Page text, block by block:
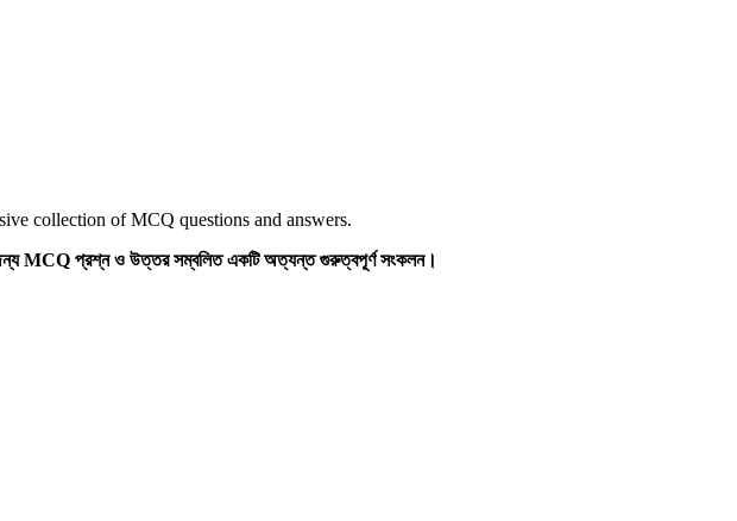
collection of MCQ questions and answers.
MCQ প্রশ্ন ও উত্তর সম্বলিত একটি অত্যন্ত গুরুত্বপূর্ণ সংকলন।